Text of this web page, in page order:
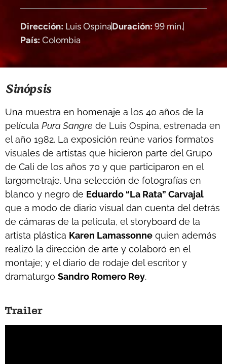
Dirección: Luis OspinaDuración:99 min.
País:Colombia
Sinópsis
Una muestra en homenaje a los 40 años de la
película Pura Sangre de Luis Ospina, estrenada en
el año 1982. La exposición reúne varios formatos
visuales de artistas que hicieron parte del Grupo
de Cali de los años 70 y que participaron en el
largometraje. Una selección de fotografías en
blanco y negro de Eduardo “La Rata” Carvajal
que a modo de diario visual dan cuenta del detrás
de cámaras de la película, el storyboard de la
artista plástica Karen Lamassonne quien además
realizó la dirección de arte y colaboró en el
montaje; y el diario de rodaje del escritor y
dramaturgo Sandro Romero Rey.
Trailer